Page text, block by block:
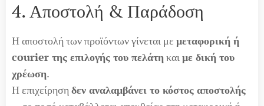
4. Αποστολή & Παράδοση
Η αποστολή των προϊόντων γίνεται με μεταφορική ή
courier της επιλογής του πελάτη καιμε δική του
χρέωση.
Η επιχείρηση δεν αναλαμβάνει το κόστος αποστολής